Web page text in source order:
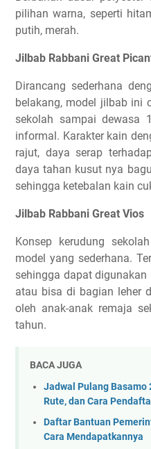
pilihan warna, seperti
putih, merah.
Jilbab Rabbani Great
Dirancang sederhana
belakang, model jilbab ini
sekolah sampai dewasa
informal. Karakter kain
rajut, daya serap
daya tahan kusut nya
sehingga ketebalan kain
Jilbab Rabbani Great Vios
Konsep kerudung
model yang sederhana.
sehingga dapat
atau bisa di bagian leher
oleh anak-anak remaja
tahun.
BACA JUGA
Jadwal Pulang Basamo
Rute, dan Cara
Daftar Bantuan
Cara Mendapatkannya